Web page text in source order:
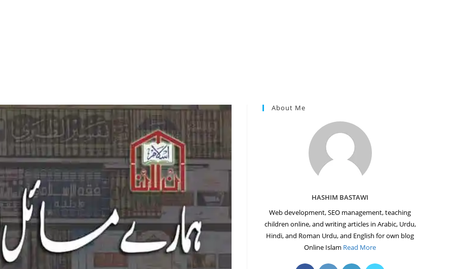
About Me
HASHIM BASTAWI
Web development, SEO management, teaching
children online, and writing articles in Arabic, Urdu,
Hindi, and Roman Urdu, and English for own blog
Online Islam Read More